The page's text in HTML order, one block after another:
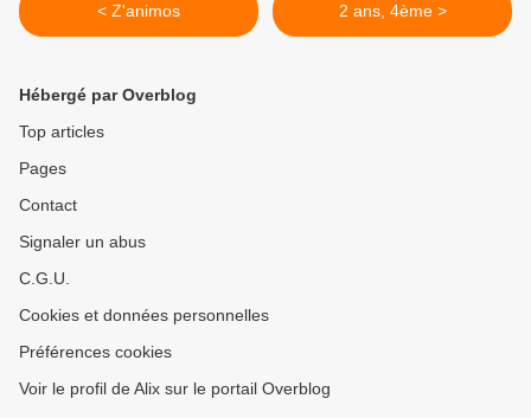
< Z'animos 2 ans, 4ème >
Hébergé par Overblog
Top articles
Pages
Contact
Signaler un abus
C.G.U.
Cookies et données personnelles
Préférences cookies
Voir le profil de Alix sur le portail Overblog